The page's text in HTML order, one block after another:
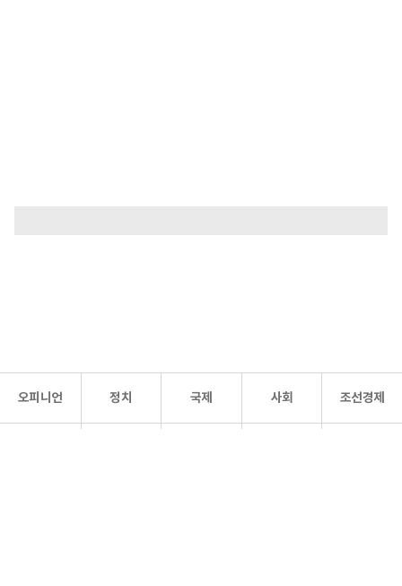
오피니언 정치 국제 사회 조선경제